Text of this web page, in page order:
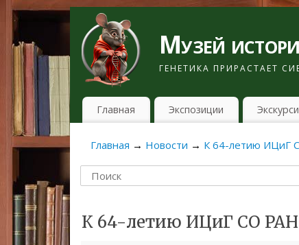
Музей
ГЕНЕТИКА ПРИРАСТАЕТ
Главная Экспозиции
Главная → Новости → К 64-летию ИЦиГ
К 64-летию ИЦиГ СО РАН